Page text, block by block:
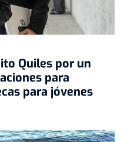
Quiles por un
para
para jóvenes